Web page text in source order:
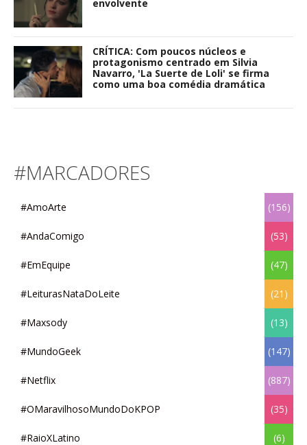
envolvente
CRÍTICA: Com poucos núcleos e
protagonismo centrado em Silvia
Navarro, 'La Suerte de Loli' se firma
como uma boa comédia dramática
#MARCADORES
#AmoArte (156)
#AndaComigo (53)
#EmEquipe (47)
#LeiturasNataDoLeite (21)
#Maxsody (13)
#MundoGeek (147)
#Netflix (887)
#OMaravilhosoMundoDoKPOP (35)
#RaioXLatino (6)